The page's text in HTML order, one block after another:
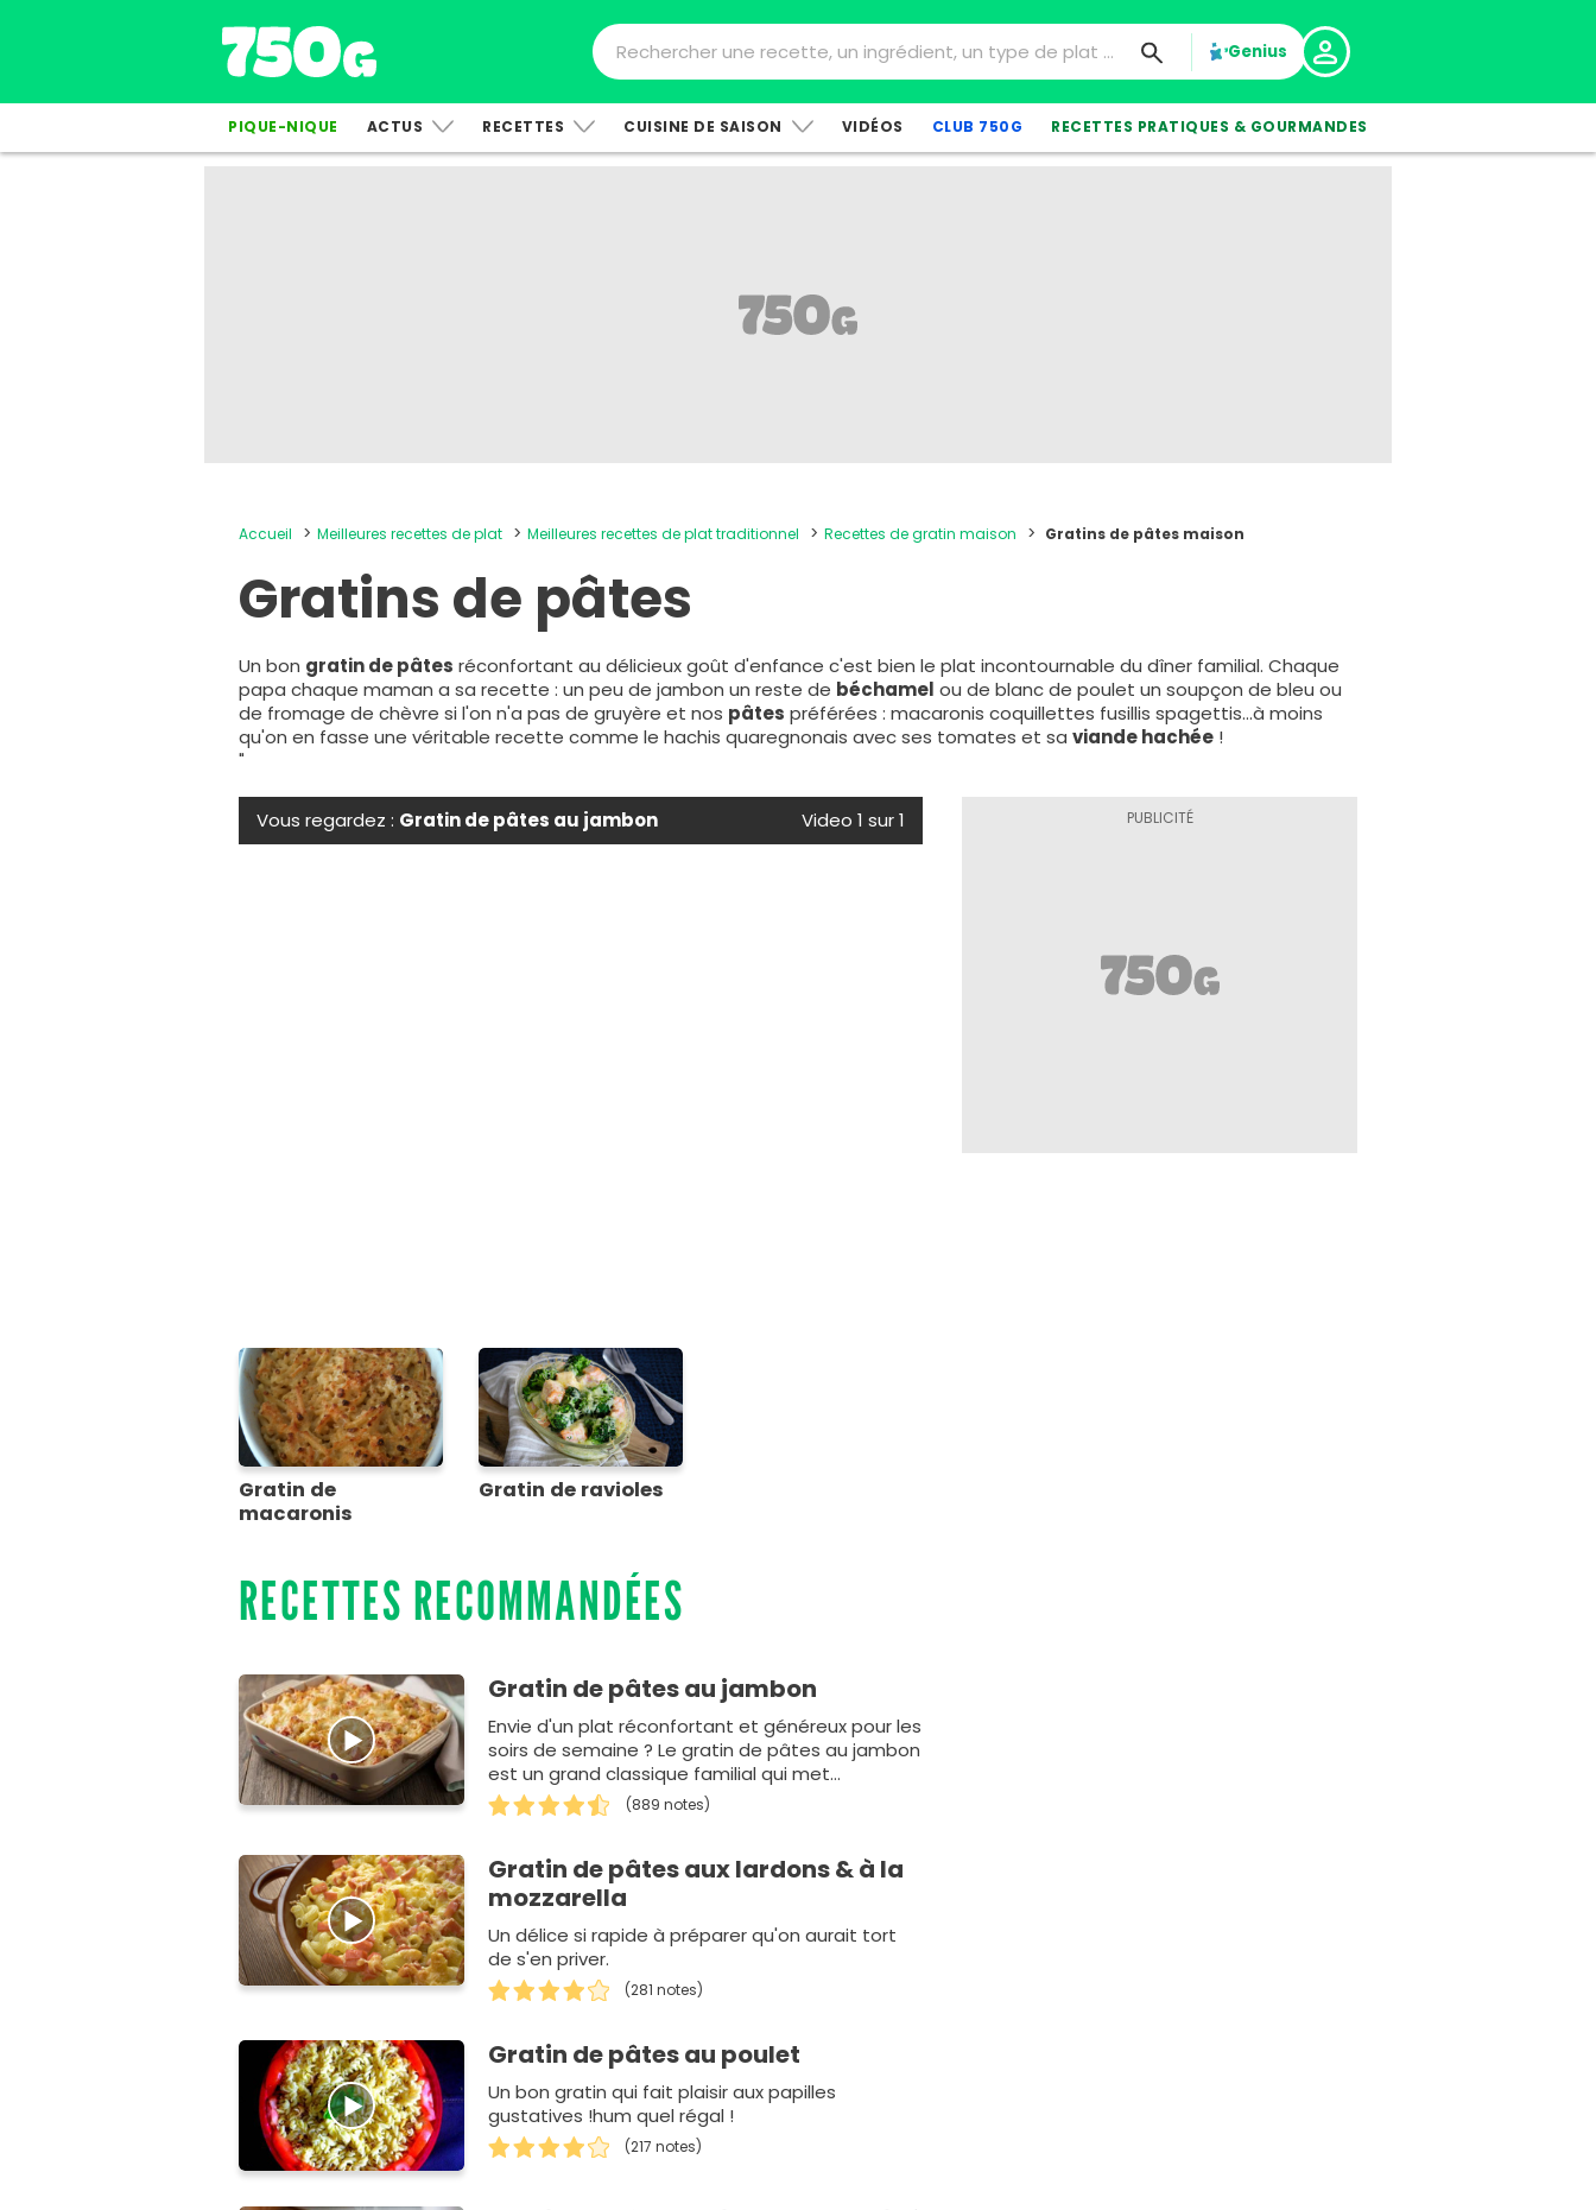
Genius
PIQUE-NIQUE ACTUS RECETTES CUISINE DE SAISON VIDÉOS CLUB 750G RECETTES PRATIQUES & GOURMANDES
Accueil Meilleures recettes de plat Meilleures recettes de plat traditionnel Recettes de gratin maison Gratins de pâtes maison
Gratins de pâtes
Un bon gratin de pâtes réconfortant au délicieux goût d'enfance c'est bien le plat incontournable du dîner familial. Chaque
papa chaque maman a sa recette : un peu de jambon un reste de béchamel ou de blanc de poulet un soupçon de bleu ou
de fromage de chèvre si l'on n'a pas de gruyère et nos pâtes préférées : macaronis coquillettes fusillis spagettis...à moins
qu'on en fasse une véritable recette comme le hachis quaregnonais avec ses tomates et saviande hachée !
"
Vous regardez : Gratin de pâtes au jambon Video 1 sur 1
Gratin de
macaronis
Gratin de ravioles
RECETTES RECOMMANDÉES
Gratin de pâtes au jambon
Envie d'un plat réconfortant et généreux pour les
soirs de semaine ? Le gratin de pâtes au jambon
est un grand classique familial qui met…
(889 notes)
Gratin de pâtes aux lardons & à la
mozzarella
Un délice si rapide à préparer qu'on aurait tort
de s'en priver.
(281 notes)
Gratin de pâtes au poulet
Un bon gratin qui fait plaisir aux papilles
gustatives !hum quel régal !
(217 notes)